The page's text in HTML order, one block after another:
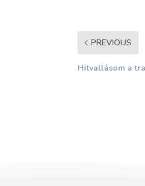
PREVIOUS
Hitvallásom a